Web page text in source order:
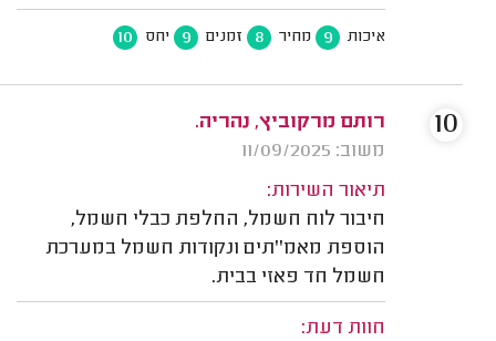
איכות 9 מחיר 8 זמנים 9 יחס 10
רותם מרקוביץ, נהריה.
משוב: 11/09/2025
תיאור השירות:
חיבור לוח חשמל, החלפת כבלי חשמל,
הוספת מאמ''תים ונקודות חשמל במערכת
חשמל חד פאזי בבית.
חוות דעת:
10